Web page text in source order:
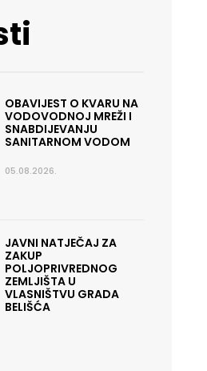
OBAVIJEST O KVARU NA
VODOVODNOJ MREŽI I
SNABDIJEVANJU
SANITARNOM VODOM
05.08.2026.
JAVNI NATJEČAJ ZA
ZAKUP
POLJOPRIVREDNOG
ZEMLJIŠTA U
VLASNIŠTVU GRADA
BELIŠĆA